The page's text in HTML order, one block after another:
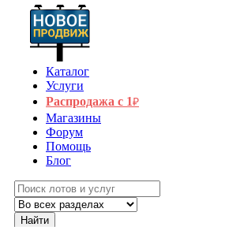
Каталог
Услуги
Распродажа с 1₽
Магазины
Форум
Помощь
Блог
Найти